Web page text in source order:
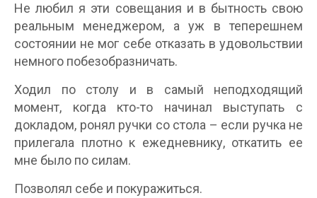
Не любил я эти совещания и в бытность свою
реальным менеджером, а уж в теперешнем
состоянии не мог себе отказать в удовольствии
немного побезобразничать.
Ходил по столу и в самый неподходящий
момент, когда кто-то начинал выступать с
докладом, ронял ручки со стола – если ручка не
прилегала плотно к ежедневнику, откатить ее
мне было по силам.
Позволял себе и покуражиться.